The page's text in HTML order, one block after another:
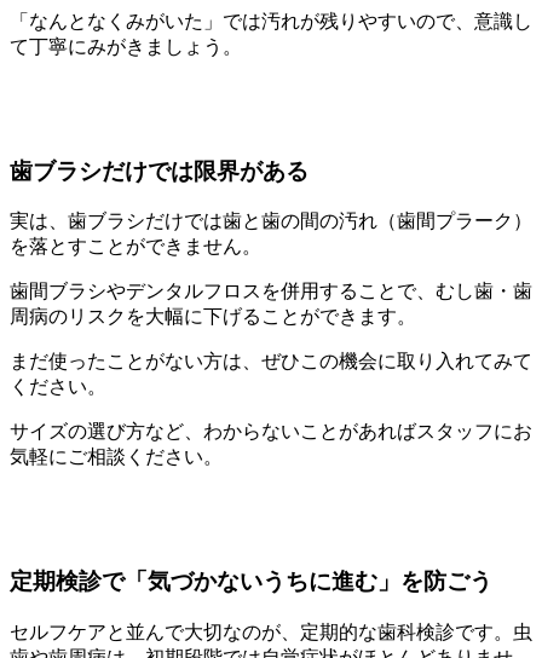
「なんとなくみがいた」では汚れが残りやすいので、意識し
て丁寧にみがきましょう。
歯ブラシだけでは限界がある
実は、歯ブラシだけでは歯と歯の間の汚れ（歯間プラーク）
を落とすことができません。
歯間ブラシやデンタルフロスを併用することで、むし歯・歯
周病のリスクを大幅に下げることができます。
まだ使ったことがない方は、ぜひこの機会に取り入れてみて
ください。
サイズの選び方など、わからないことがあればスタッフにお
気軽にご相談ください。
定期検診で「気づかないうちに進む」を防ごう
セルフケアと並んで大切なのが、定期的な歯科検診です。虫